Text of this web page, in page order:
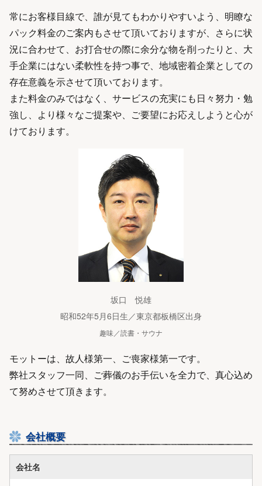
常にお客様目線で、誰が見てもわかりやすいよう、明瞭な
パック料金のご案内もさせて頂いておりますが、さらに状
況に合わせて、お打合せの際に余分な物を削ったりと、大
手企業にはない柔軟性を持つ事で、地域密着企業としての
存在意義を示させて頂いております。
また料金のみではなく、サービスの充実にも日々努力・勉
強し、より様々なご提案や、ご要望にお応えしようと心が
けております。
坂口 悦雄
昭和52年5月6日生／東京都板橋区出身
趣味／読書・サウナ
モットーは、故人様第一、ご喪家様第一です。
弊社スタッフ一同、ご葬儀のお手伝いを全力で、真心込め
て努めさせて頂きます。
会社概要
会社名